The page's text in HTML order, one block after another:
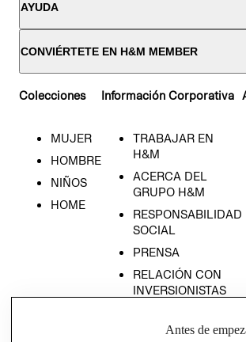
AYUDA
CONVIÉRTETE EN H&M MEMBER
Colecciones
MUJER
HOMBRE
NIÑOS
HOME
Información Corporativa
TRABAJAR EN
H&M
ACERCA DEL
GRUPO H&M
RESPONSABILIDAD
SOCIAL
PRENSA
RELACIÓN CON
INVERSIONISTAS
EMPRESARIAL
Antes de